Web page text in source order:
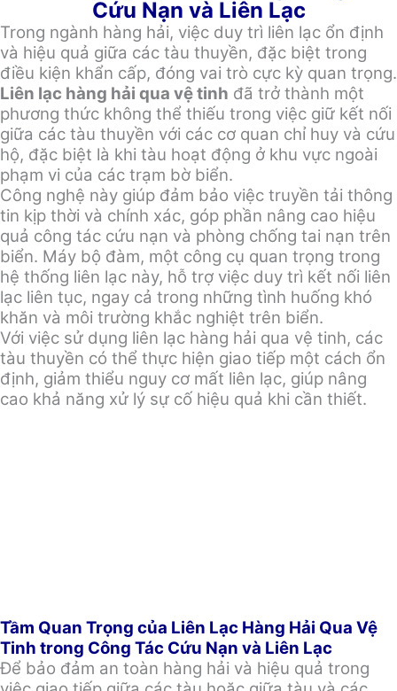
Cứu Nạn và Liên Lạc
Trong ngành hàng hải, việc duy trì liên lạc ổn định
và hiệu quả giữa các tàu thuyền, đặc biệt trong
điều kiện khẩn cấp, đóng vai trò cực kỳ quan trọng.
Liên lạc hàng hải qua vệ tinh đã trở thành một
phương thức không thể thiếu trong việc giữ kết nối
giữa các tàu thuyền với các cơ quan chỉ huy và cứu
hộ, đặc biệt là khi tàu hoạt động ở khu vực ngoài
phạm vi của các trạm bờ biển.
Công nghệ này giúp đảm bảo việc truyền tải thông
tin kịp thời và chính xác, góp phần nâng cao hiệu
quả công tác cứu nạn và phòng chống tai nạn trên
biển. Máy bộ đàm, một công cụ quan trọng trong
hệ thống liên lạc này, hỗ trợ việc duy trì kết nối liên
lạc liên tục, ngay cả trong những tình huống khó
khăn và môi trường khắc nghiệt trên biển.
Với việc sử dụng liên lạc hàng hải qua vệ tinh, các
tàu thuyền có thể thực hiện giao tiếp một cách ổn
định, giảm thiểu nguy cơ mất liên lạc, giúp nâng
cao khả năng xử lý sự cố hiệu quả khi cần thiết.
Tầm Quan Trọng của Liên Lạc Hàng Hải Qua Vệ
Tinh trong Công Tác Cứu Nạn và Liên Lạc
Để bảo đảm an toàn hàng hải và hiệu quả trong